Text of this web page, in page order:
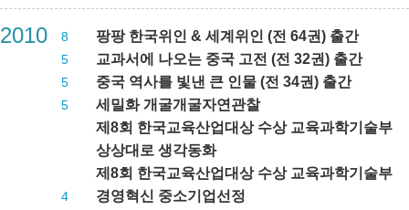
2010 8 팡팡 한국위인 & 세계위인 (전 64권) 출간
5 교과서에 나오는 중국 고전 (전 32권) 출간
5 중국 역사를 빛낸 큰 인물 (전 34권) 출간
5
세밀화 개굴개굴자연관찰
제8회 한국교육산업대상 수상 교육과학기술부
상상대로 생각동화
제8회 한국교육산업대상 수상 교육과학기술부
4
경영혁신 중소기업선정